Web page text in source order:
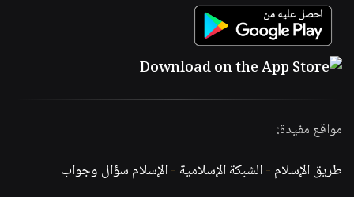
مواقع مفيدة:
طريق الإسلام -الشبكة الإسلامية -الإسلام سؤال وجواب